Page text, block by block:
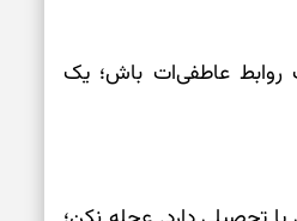
روابط عاطفی‌ات باش؛ یک